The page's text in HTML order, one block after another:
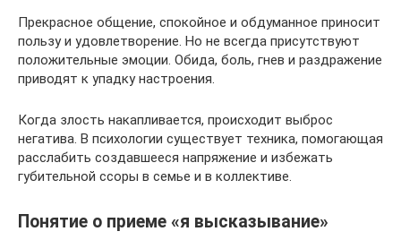
Прекрасное общение, спокойное и обдуманное приносит
пользу и удовлетворение. Но не всегда присутствуют
положительные эмоции. Обида, боль, гнев и раздражение
приводят к упадку настроения.
Когда злость накапливается, происходит выброс
негатива. В психологии существует техника, помогающая
расслабить создавшееся напряжение и избежать
губительной ссоры в семье и в коллективе.
Понятие о приеме «я высказывание»